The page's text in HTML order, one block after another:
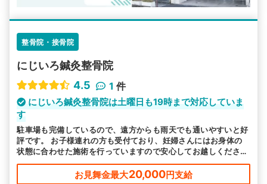
整骨院・接骨院
にじいろ鍼灸整骨院
4.5
1 件
にじいろ鍼灸整骨院は土曜日も19時まで対応していま
す
駐車場も完備しているので、遠方からも雨天でも通いやすいと好
評です。 お子様連れの方も受付ており、妊婦さんにはお身体の
状態に合わせた施術を行っていますので安心してお越しくださ
い。 土曜日も営業で、お忙しい方もお気軽に通える環境を整え
お見舞金最大20,000円支給